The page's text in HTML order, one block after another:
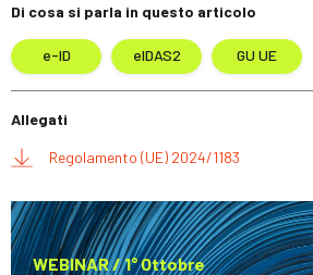
Di cosa si parla in questo articolo
e-ID eIDAS2 GU UE
Allegati
Regolamento (UE) 2024/1183
WEBINAR / 1° Ottobre